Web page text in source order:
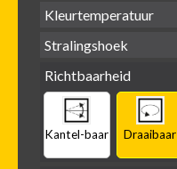
GU10
Kleurtemperatuur
2700K
Stralingshoek
Richtbaarheid
Kantel-baar Draaibaar